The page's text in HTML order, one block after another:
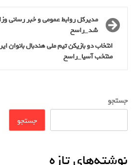
مدیرکل روابط عمومی و خبر رسانی
شد_راسخ
انتخاب دو بازیکن تیم‌ ملی هندبال بانوان
منتخب آسیا_راسخ
جستجو
جستجو
نوشته‌های تازه